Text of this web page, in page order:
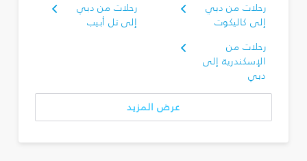
رحلات من دبي
إلى كاليكوت
رحلات من دبي
إلى تل أبيب
رحلات من
الإسكندرية إلى
دبي
عرض المزيد